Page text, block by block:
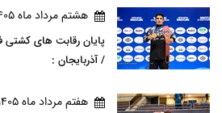
هشتم مرداد ماه 1405
پایان رقابت های کشتی
/ آذربایجان :
هفتم مرداد ماه 1405